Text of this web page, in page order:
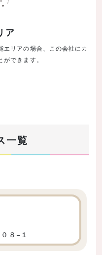
ア
リアの場合、この会社にカ
できます。
一覧
８−１